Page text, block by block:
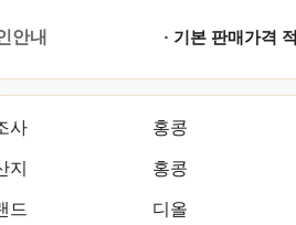
안내 · 기본 판매가격
사 홍콩
지 홍콩
드 디올